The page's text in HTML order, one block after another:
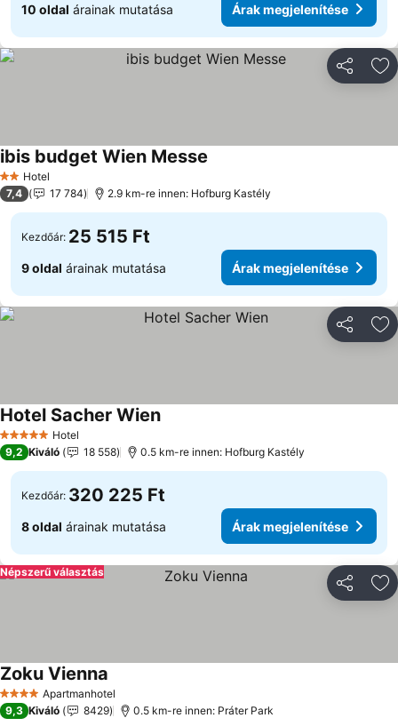
10 oldal árainak mutatása Árak megjelenítése
2 Kategória
Hotel
ibis budget Wien Messe
7,4 17 784 2.9 km-re innen: Hofburg Kastély
Kezdőár: 25 515 Ft
9 oldal árainak mutatása Árak megjelenítése
5 KategóriaHotel
Hotel Sacher Wien
9,2 Kiváló 18 558 0.5 km-re innen: Hofburg Kastély
Kezdőár: 320 225 Ft
8 oldal árainak mutatása Árak megjelenítése
Népszerű választás
4 KategóriaApartmanhotel
Zoku Vienna
9,3 Kiváló 8429 0.5 km-re innen: Práter Park